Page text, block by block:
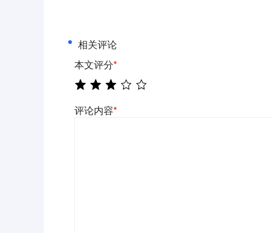
相关评论
本文评分*
评论内容*